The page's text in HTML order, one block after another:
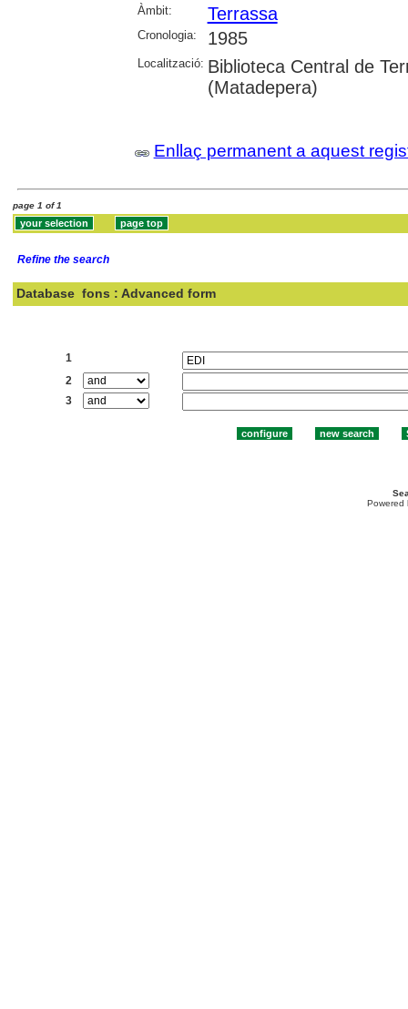
Àmbit: Terrassa
Cronologia: 1985
Localització: Biblioteca Central de
(Matadepera)
Enllaç permanent a aquest
page 1 of 1
Refine the search
Database fons : Advanced form
1
2
3